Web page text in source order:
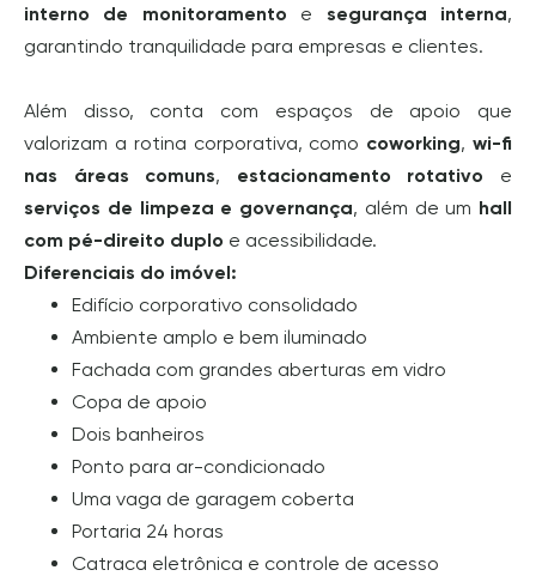
interno de monitoramento e segurança interna,
garantindo tranquilidade para empresas e clientes.
Além disso, conta com espaços de apoio que
valorizam a rotina corporativa, como coworking,wi-fi
nas áreas comuns, estacionamento rotativo e
serviços de limpeza e governança, além de um hall
com pé-direito duplo e acessibilidade.
Diferenciais do imóvel:
Edifício corporativo consolidado
Ambiente amplo e bem iluminado
Fachada com grandes aberturas em vidro
Copa de apoio
Dois banheiros
Ponto para ar-condicionado
Uma vaga de garagem coberta
Portaria 24 horas
Catraca eletrônica e controle de acesso